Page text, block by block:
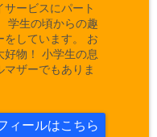
ービスにパート
学生の頃からの趣
をしています。 お
好物！ 小学生の息
ザーでもありま
ィールはこちら